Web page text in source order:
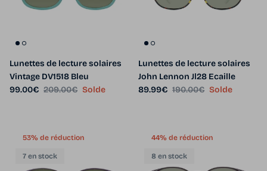
Lunettes de lecture solaires
Vintage DV1518 Bleu
Prix soldé
99.00€ Prix habituel
209.00€ Solde
Lunettes de lecture solaires
John Lennon Jl28 Ecaille
Prix soldé
89.99€ Prix habituel
190.00€ Solde
53% de réduction
7 en stock
44% de réduction
8 en stock